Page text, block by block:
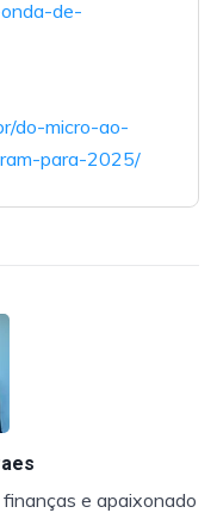
de-
do-micro-ao-
para-2025/
e apaixonado